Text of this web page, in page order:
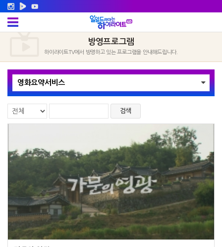
방영프로그램
하이라이트TV에서 방영하고 있는 프로그램을 안내해드립니다.
영화요약서비스
검색